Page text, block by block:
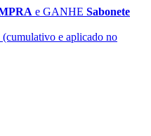
e GANHE Sabonete
e aplicado no